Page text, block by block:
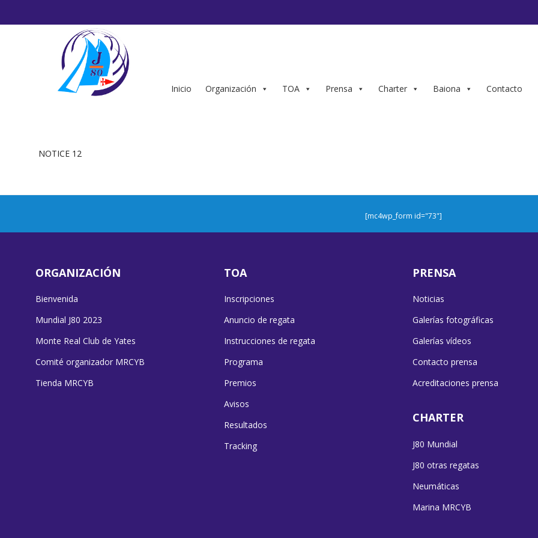
Inicio Organización TOA Prensa Charter Baiona Contacto
NOTICE 12
[mc4wp_form id="73"]
ORGANIZACIÓN
Bienvenida
Mundial J80 2023
Monte Real Club de Yates
Comité organizador MRCYB
Tienda MRCYB
TOA
Inscripciones
Anuncio de regata
Instrucciones de regata
Programa
Premios
Avisos
Resultados
Tracking
PRENSA
Noticias
Galerías fotográficas
Galerías vídeos
Contacto prensa
Acreditaciones prensa
CHARTER
J80 Mundial
J80 otras regatas
Neumáticas
Marina MRCYB